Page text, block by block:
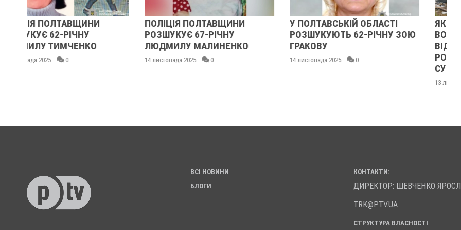
ПОЛІЦІЯ ПОЛТАВЩИНИ
РОЗШУКУЄ 67-РІЧНУ
ЛЮДМИЛУ МАЛИНЕНКО
14 листопада 2025
У ПОЛТАВСЬКІЙ ОБЛАСТІ
РОЗШУКУЮТЬ 62-РІЧНУ ЗОЮ
ГРАКОВУ
14 листопада 2025
ЯК ЦЕНТР ПЛЯЖНОГО
ВОЛЕЙБОЛУ
ВІДНОВЛЮЄТЬСЯ ПІСЛЯ
РОСІЙСЬКОГО ОБСТРІЛУ В
ВСІ НОВИНИ
БЛОГИ
КОНТАКТИ:
ДИРЕКТОР: ШЕВЧЕНКО
TRK@PTV.UA
СТРУКТУРА ВЛАСНОСТІ